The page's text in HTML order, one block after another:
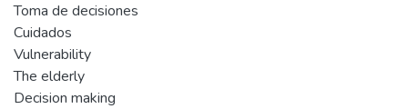
Toma de decisiones
Cuidados
Vulnerability
The elderly
Decision making